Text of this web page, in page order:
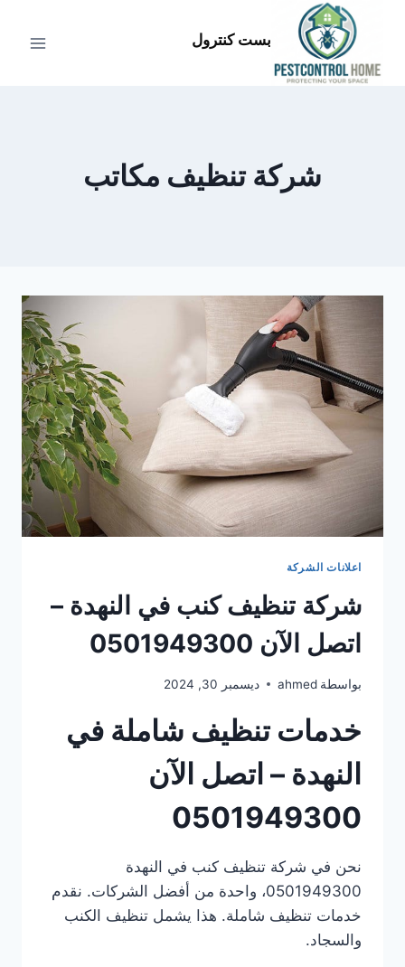
المحتوى
بست كنترول
شركة تنظيف مكاتب
اعلانات الشركة
شركة تنظيف كنب في النهدة –
اتصل الآن 0501949300
بواسطة ahmed ديسمبر 30, 2024
خدمات تنظيف شاملة في
النهدة – اتصل الآن
0501949300
نحن في شركة تنظيف كنب في النهدة
0501949300، واحدة من أفضل الشركات. نقدم
خدمات تنظيف شاملة. هذا يشمل تنظيف الكنب
والسجاد.